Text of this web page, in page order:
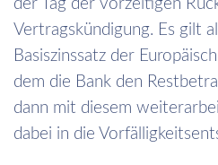
der Tag der vorzeitigen
Vertragskündigung. Es gilt
Basiszinssatz der
dem die Bank den
dann mit diesem
dabei in die